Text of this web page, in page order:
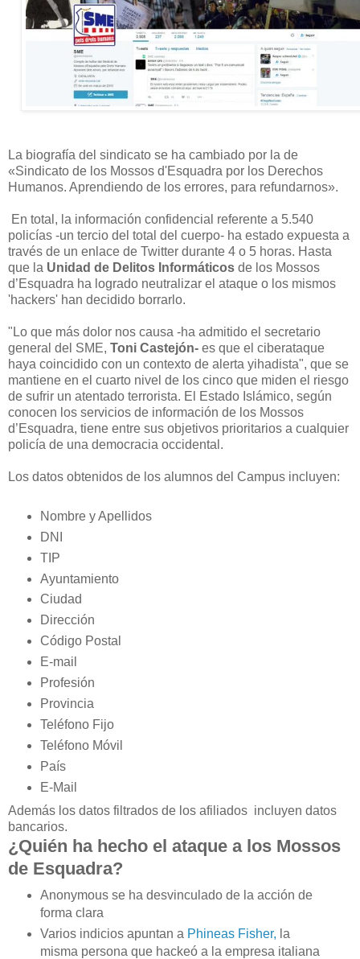
La biografía del sindicato se ha cambiado por la de
«Sindicato de los Mossos d'Esquadra por los Derechos
Humanos. Aprendiendo de los errores, para refundarnos».
En total, la información confidencial referente a 5.540
policías -un tercio del total del cuerpo- ha estado expuesta a
través de un enlace de Twitter durante 4 o 5 horas. Hasta
que la Unidad de Delitos Informáticos de los Mossos
d’Esquadra ha logrado neutralizar el ataque o los mismos
'hackers' han decidido borrarlo.
"Lo que más dolor nos causa -ha admitido el secretario
general del SME, Toni Castejón- es que el ciberataque
haya coincidido con un contexto de alerta yihadista", que se
mantiene en el cuarto nivel de los cinco que miden el riesgo
de sufrir un atentado terrorista. El Estado Islámico, según
conocen los servicios de información de los Mossos
d’Esquadra, tiene entre sus objetivos prioritarios a cualquier
policía de una democracia occidental.
Los datos obtenidos de los alumnos del Campus incluyen:
Nombre y Apellidos
DNI
TIP
Ayuntamiento
Ciudad
Dirección
Código Postal
E-mail
Profesión
Provincia
Teléfono Fijo
Teléfono Móvil
País
E-Mail
Además los datos filtrados de los afiliados incluyen datos
bancarios.
¿Quién ha hecho el ataque a los Mossos
de Esquadra?
Anonymous se ha desvinculado de la acción de
forma clara
Varios indicios apuntan a Phineas Fisher, la
misma persona que hackeó a la empresa italiana